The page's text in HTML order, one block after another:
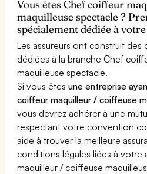
Vous êtes Chef coiffeur
maquilleuse spectacle ?
spécialement dédiée à
Les assureurs ont construit
dédiées à la branche Chef
maquilleuse spectacle.
Si vous êtesune entreprise
coiffeur maquilleur / coiffeuse
vous devrez adhérer à une
respectant votre convention
aide à trouver la meilleure
conditions légales liées à
maquilleur / coiffeuse